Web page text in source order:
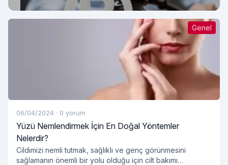
Genel
06/04/2024 · 0 yorum
Yüzü Nemlendirmek İçin En Doğal Yöntemler
Nelerdir?
Cildimizi nemli tutmak, sağlıklı ve genç görünmesini
sağlamanın önemli bir yolu olduğu için cilt bakımı